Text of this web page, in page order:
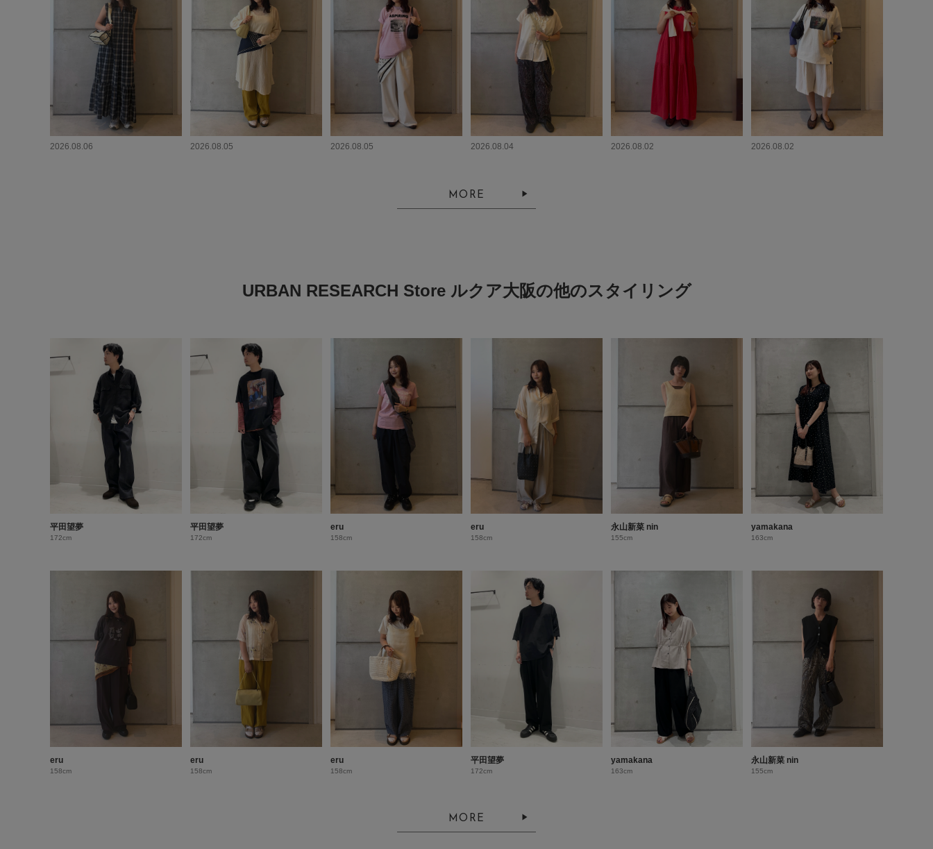
2026.08.06 2026.08.05 2026.08.05 2026.08.04 2026.08.02 2026.08.02
MORE
URBAN RESEARCH Store ルクア大阪の他のスタイリング
平田望夢
172cm
平田望夢
172cm
eru
158cm
eru
158cm
永山新菜 nin
155cm
yamakana
163cm
eru
158cm
eru
158cm
eru
158cm
平田望夢
172cm
yamakana
163cm
永山新菜 nin
155cm
MORE